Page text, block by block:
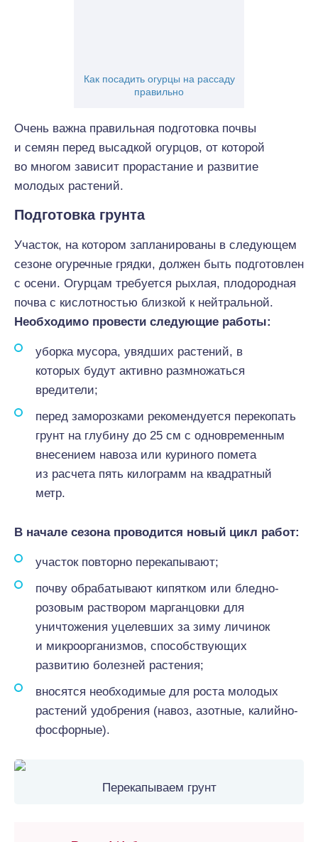
Как посадить огурцы на рассаду
правильно
Очень важна правильная подготовка почвы
и семян перед высадкой огурцов, от которой
во многом зависит прорастание и развитие
молодых растений.
Подготовка грунта
Участок, на котором запланированы в следующем
сезоне огуречные грядки, должен быть подготовлен
с осени. Огурцам требуется рыхлая, плодородная
почва с кислотностью близкой к нейтральной.
Необходимо провести следующие работы:
уборка мусора, увядших растений, в
которых будут активно размножаться
вредители;
перед заморозками рекомендуется перекопать
грунт на глубину до 25 см с одновременным
внесением навоза или куриного помета
из расчета пять килограмм на квадратный
метр.
В начале сезона проводится новый цикл работ:
участок повторно перекапывают;
почву обрабатывают кипятком или бледно-
розовым раствором марганцовки для
уничтожения уцелевших за зиму личинок
и микроорганизмов, способствующих
развитию болезней растения;
вносятся необходимые для роста молодых
растений удобрения (навоз, азотные, калийно-
фосфорные).
Перекапываем грунт